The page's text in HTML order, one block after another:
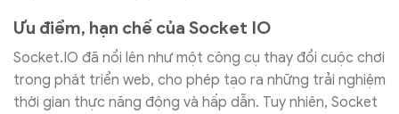
Ưu điểm, hạn chế của Socket IO
Socket.IO đã nổi lên như một công cụ thay đổi cuộc chơi
trong phát triển web, cho phép tạo ra những trải nghiệm
thời gian thực năng động và hấp dẫn. Tuy nhiên, Socket